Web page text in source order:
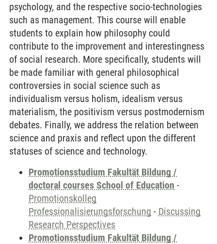
psychology, and the respective socio-technologies
such as management. This course will enable
students to explain how philosophy could
contribute to the improvement and interestingness
of social research. More specifically, students will
be made familiar with general philosophical
controversies in social science such as
individualism versus holism, idealism versus
materialism, the positivism versus postmodernism
debates. Finally, we address the relation between
science and praxis and reflect upon the different
statuses of science and technology.
Promotionsstudium Fakultät Bildung /
doctoral courses School of Education -
Promotionskolleg
Professionalisierungsforschung - Discussing
Research Perspectives
Promotionsstudium Fakultät Bildung /